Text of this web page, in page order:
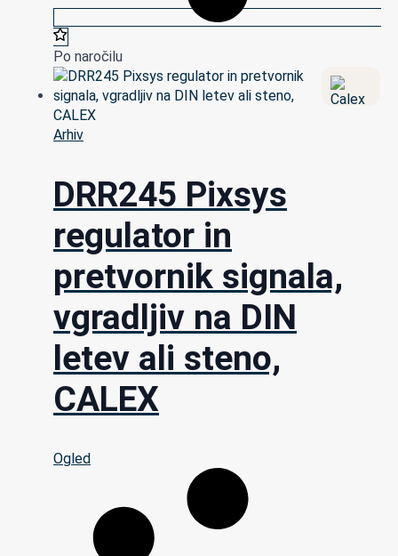
Po naročilu
Arhiv
DRR245 Pixsys
regulator in
pretvornik signala,
vgradljiv na DIN
letev ali steno,
CALEX
Ogled